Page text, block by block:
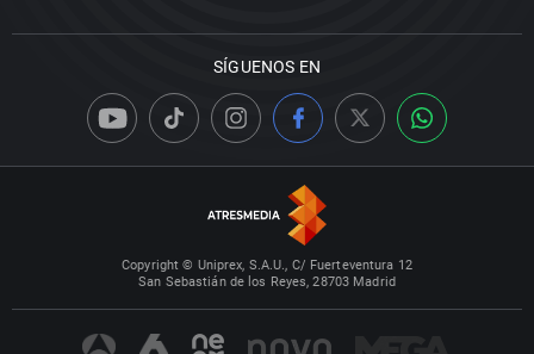
SÍGUENOS EN
Copyright © Uniprex, S.A.U., C/ Fuerteventura 12
San Sebastián de los Reyes, 28703 Madrid